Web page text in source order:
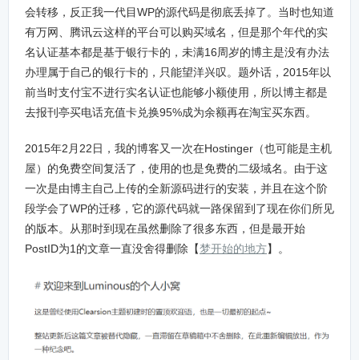
会转移，反正我一代目WP的源代码是彻底丢掉了。当时也知道
有万网、腾讯云这样的平台可以购买域名，但是那个年代的实
名认证基本都是基于银行卡的，未满16周岁的博主是没有办法
办理属于自己的银行卡的，只能望洋兴叹。题外话，2015年以
前当时支付宝不进行实名认证也能够小额使用，所以博主都是
去报刊亭买电话充值卡兑换95%成为余额再在淘宝买东西。
2015年2月22日，我的博客又一次在Hostinger（也可能是主机
屋）的免费空间复活了，使用的也是免费的二级域名。由于这
一次是由博主自己上传的全新源码进行的安装，并且在这个阶
段学会了WP的迁移，它的源代码就一路保留到了现在你们所见
的版本。从那时到现在虽然删除了很多东西，但是最开始
PostID为1的文章一直没舍得删除【梦开始的地方】。